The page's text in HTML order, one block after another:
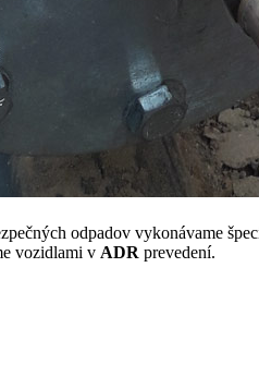
odpadov vykonávame
vozidlami v ADR prevedení.